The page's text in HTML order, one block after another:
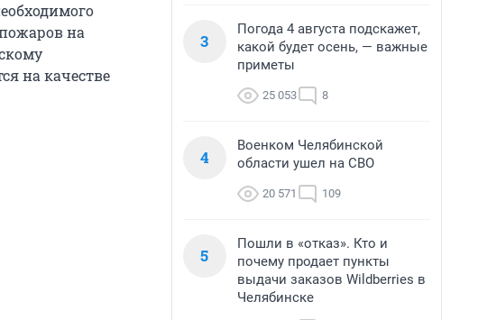
на
на качестве
3
Погода 4 августа подскажет,
какой будет осень, — важные
приметы
25 053 8
4
Военком Челябинской
области ушел на СВО
20 571 109
5
Пошли в «отказ». Кто и
почему продает пункты
выдачи заказов Wildberries в
Челябинске